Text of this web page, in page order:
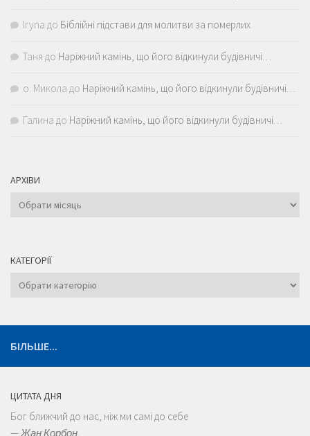
Iryna до Біблійні підстави для молитви за померлих
Таня до Наріжний камінь, що його відкинули будівничі…
о. Микола до Наріжний камінь, що його відкинули будівничі…
Галина до Наріжний камінь, що його відкинули будівничі…
АРХІВИ
Архіви
КАТЕГОРІЇ
Категорії
БІЛЬШЕ...
ЦИТАТА ДНЯ
Бог ближчий до нас, ніж ми самі до себе
—Жан Корбон.